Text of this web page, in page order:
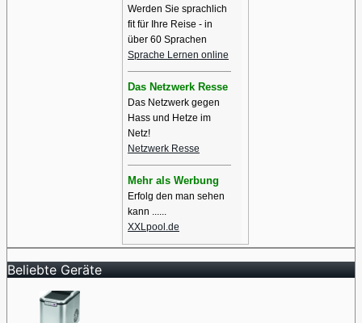
Werden Sie sprachlich
fit für Ihre Reise - in
über 60 Sprachen
Sprache Lernen online
Das Netzwerk Resse
Das Netzwerk gegen
Hass und Hetze im
Netz!
Netzwerk Resse
Mehr als Werbung
Erfolg den man sehen
kann ......
XXLpool.de
Beliebte Geräte